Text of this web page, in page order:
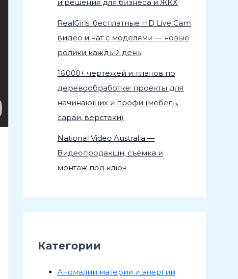
и решения для бизнеса и ЖКХ
RealGirls: бесплатные HD Live Cam
видео и чат с моделями — новые
ролики каждый день
16 000+ чертежей и планов по
деревообработке: проекты для
начинающих и профи (мебель,
сараи, верстаки)
National Video Australia —
Видеопродакшн, съёмка и
монтаж под ключ
Категории
Аномалии материи и энергии